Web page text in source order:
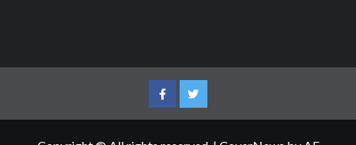
FacebookTwitter